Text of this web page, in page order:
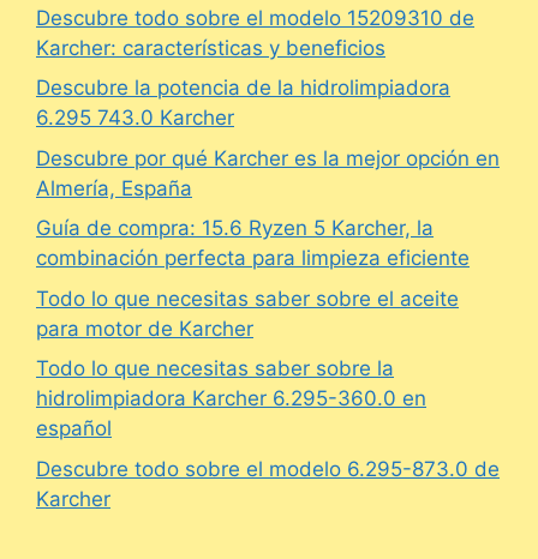
Descubre todo sobre el modelo 15209310 de
Karcher: características y beneficios
Descubre la potencia de la hidrolimpiadora
6.295 743.0 Karcher
Descubre por qué Karcher es la mejor opción en
Almería, España
Guía de compra: 15.6 Ryzen 5 Karcher, la
combinación perfecta para limpieza eficiente
Todo lo que necesitas saber sobre el aceite
para motor de Karcher
Todo lo que necesitas saber sobre la
hidrolimpiadora Karcher 6.295-360.0 en
español
Descubre todo sobre el modelo 6.295-873.0 de
Karcher